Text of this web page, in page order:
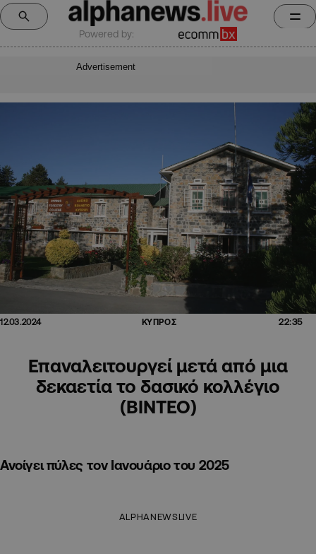
Powered by:
Advertisement
12.03.2024 ΚΥΠΡΟΣ 22:35
Επαναλειτουργεί μετά από μια
δεκαετία το δασικό κολλέγιο
(ΒΙΝΤΕΟ)
Ανοίγει πύλες τον Ιανουάριο του 2025
ALPHANEWSLIVE